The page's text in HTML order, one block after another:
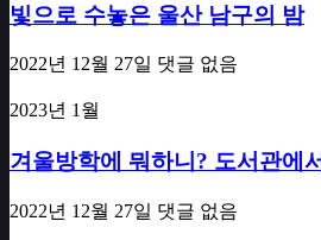
빛으로 수놓은 울산 남구의 밤
2022년 12월 27일 댓글 없음
2023년 1월
겨울방학에 뭐하니? 도서관에
2022년 12월 27일 댓글 없음